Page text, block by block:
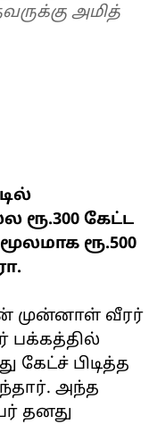
அமித்
ரூ.300 கேட்ட
ரூ.500
முன்னாள் வீரர்
பக்கத்தில்
கேட்ச் பிடித்த
அந்த
தனது